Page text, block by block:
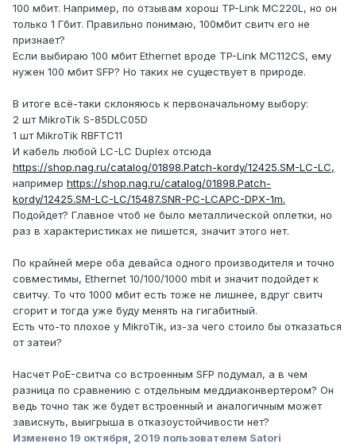
100 мбит. Например, по отзывам хорош TP-Link MC220L, но он
только 1 Гбит. Правильно понимаю, 100мбит свитч его не
признает?
Если выбираю 100 мбит Ethernet вроде TP-Link MC112CS, ему
нужен 100 мбит SFP? Но таких не существует в природе.
В итоге всё-таки склоняюсь к первоначальному выбору:
2 шт MikroTik S-85DLC05D
1 шт MikroTik RBFTC11
И кабель любой LC-LC Duplex отсюда
https://shop.nag.ru/catalog/01898.Patch-kordy/12425.SM-LC-LC,
например https://shop.nag.ru/catalog/01898.Patch-
kordy/12425.SM-LC-LC/15487.SNR-PC-LCAPC-DPX-1m.
Подойдет? Главное чтоб не было металлической оплетки, но
раз в характеристиках не пишется, значит этого нет.
По крайней мере оба девайса одного производителя и точно
совместимы, Ethernet 10/100/1000 mbit и значит подойдет к
свитчу. То что 1000 мбит есть тоже не лишнее, вдруг свитч
сгорит и тогда уже буду менять на гигабитный.
Есть что-то плохое у MikroTik, из-за чего стоило бы отказаться
от затеи?
Насчет PoE-свитча со встроенным SFP подумал, а в чем
разница по сравнению с отдельным меддиаконвертером? Он
ведь точно так же будет встроенный и аналогичным может
зависнуть, выигрыша в отказоустойчивости нет?
Изменено 19 октября, 2019 пользователем Satori